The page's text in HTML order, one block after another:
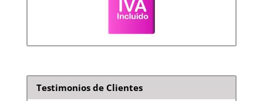
Testimonios de Clientes